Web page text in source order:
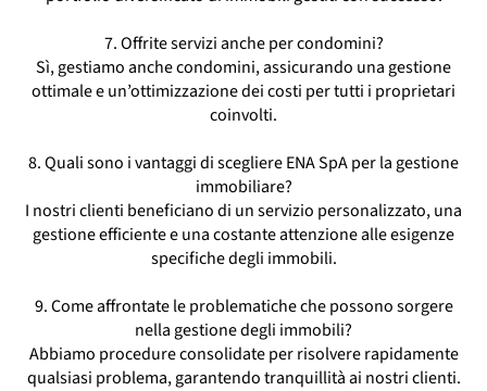
7. Offrite servizi anche per condomini?
Sì, gestiamo anche condomini, assicurando una gestione
ottimale e un’ottimizzazione dei costi per tutti i proprietari
coinvolti.
8. Quali sono i vantaggi di scegliere ENA SpA per la gestione
immobiliare?
I nostri clienti beneficiano di un servizio personalizzato, una
gestione efficiente e una costante attenzione alle esigenze
specifiche degli immobili.
9. Come affrontate le problematiche che possono sorgere
nella gestione degli immobili?
Abbiamo procedure consolidate per risolvere rapidamente
qualsiasi problema, garantendo tranquillità ai nostri clienti.